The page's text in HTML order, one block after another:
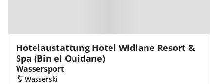
Hotelaustattung Hotel Widiane Resort &
Spa (Bin el Ouidane)
Wassersport
Wasserski